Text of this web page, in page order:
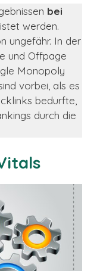
bei
werden.
ungefähr. In der
und Offpage
Monopoly
vorbei, als es
bedurfte,
durch die